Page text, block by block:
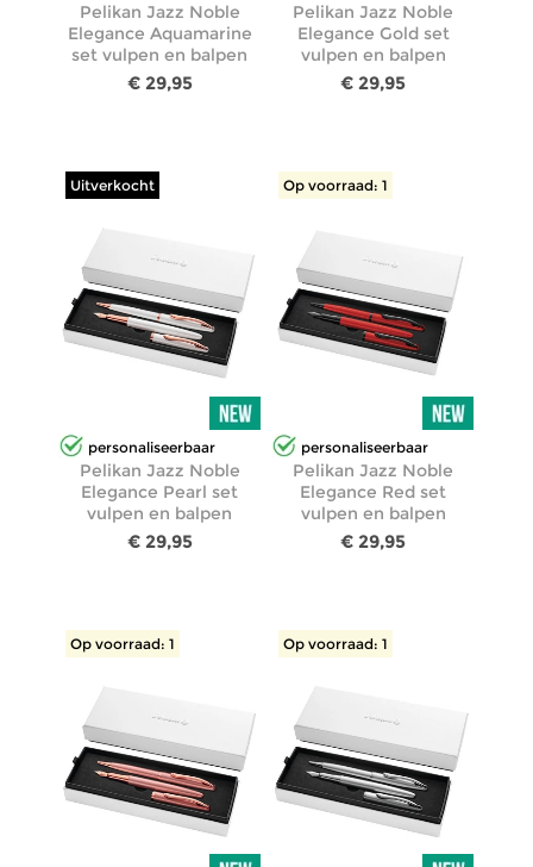
Pelikan Jazz Noble
Elegance Aquamarine
set vulpen en balpen
€ 29,95
Pelikan Jazz Noble
Elegance Gold set
vulpen en balpen
€ 29,95
personaliseerbaar
Uitverkocht
Pelikan Jazz Noble
Elegance Pearl set
vulpen en balpen
€ 29,95
personaliseerbaar
Op voorraad: 1
Pelikan Jazz Noble
Elegance Red set
vulpen en balpen
€ 29,95
Op voorraad: 1 Op voorraad: 1